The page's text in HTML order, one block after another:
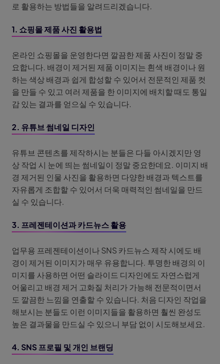
로 활용하는 방법들을 알려드리겠습니다.
1. 쇼핑몰 제품 사진 활용법
온라인 쇼핑몰을 운영한다면 깔끔한 제품 사진이 정말 중
요합니다. 배경이 제거된 제품 이미지는 흰색 배경이나 원
하는 색상 배경과 쉽게 합성할 수 있어서 전문적인 제품 컷
을 만들 수 있고 여러 제품을 한 이미지에 배치할 때도 통일
감 있는 결과를 얻으실 수 있습니다.
2. 유튜브 썸네일 디자인
유튜브 콘텐츠를 제작하시는 분들은 다들 아시겠지만 영
상 작업 시 눈에 띄는 썸네일이 정말 중요한데요. 이미지 배
경 제거된 인물 사진을 활용하면 다양한 배경과 텍스트를
자유롭게 조합할 수 있어서 더욱 매력적인 썸네일을 만드
실 수 있습니다.
3. 프레젠테이션과 카드뉴스 활용
업무용 프레젠테이션이나 SNS 카드뉴스 제작 시에도 배
경이 제거된 이미지가 매우 유용합니다. 투명한 배경의 이
미지를 사용하면 어떤 슬라이드 디자인에도 자연스럽게
어울리고 배경 제거 고화질 처리가 가능해 전문적이면서
도 깔끔한 느낌을 연출할 수 있습니다. 처음 디자인 작업을
해보시는 분들도 이런 이미지들을 활용하면 훨씬 완성도
높은 결과물을 만드실 수 있으니 부담 없이 시도해보세요.
4. SNS 프로필 및 개인 브랜딩